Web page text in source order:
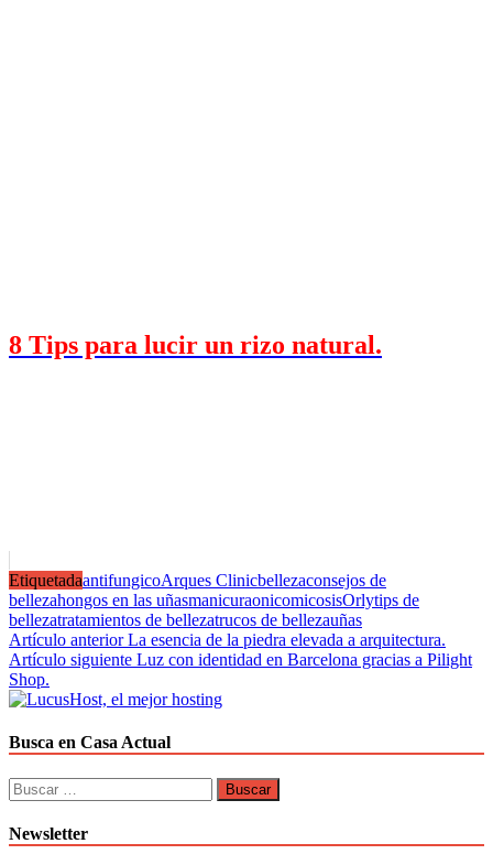
8 Tips para lucir un rizo natural.
EtiquetadaantifungicoArques Clinicbellezaconsejos de
bellezahongos en las uñasmanicuraonicomicosisOrlytips de
bellezatratamientos de bellezatrucos de bellezauñas
Navegación
de
entradas
Artículo anterior La esencia de la piedra elevada a arquitectura.
Artículo siguiente Luz con identidad en Barcelona gracias a Pilight
Shop.
Busca en Casa Actual
Buscar:
Newsletter